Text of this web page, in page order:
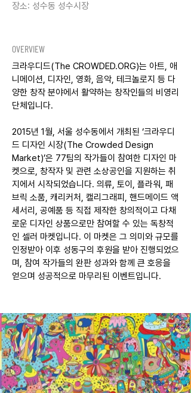
장소: 성수동 성수시장
OVERVIEW
크라우디드(The CROWDED.ORG)는 아트, 애
니메이션, 디자인, 영화, 음악, 테크놀로지 등 다
양한 창작 분야에서 활약하는 창작인들의 비영리
단체입니다.
2015년 1월, 서울 성수동에서 개최된 ‘크라우디
드 디자인 시장(The Crowded Design
Market)’은 77팀의 작가들이 참여한 디자인 마
켓으로, 창작자 및 관련 소상공인을 지원하는 취
지에서 시작되었습니다. 의류, 토이, 플라워, 패
브릭 소품, 캐리커처, 캘리그래피, 핸드메이드 액
세서리, 공예품 등 직접 제작한 창의적이고 다채
로운 디자인 상품으로만 참여할 수 있는 독창적
인 셀러 마켓입니다. 이 마켓은 그 의미와 규모를
인정받아 이후 성동구의 후원을 받아 진행되었으
며, 참여 작가들의 완판 성과와 함께 큰 호응을
얻으며 성공적으로 마무리된 이벤트입니다.